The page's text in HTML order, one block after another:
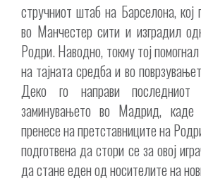
стручниот штаб на Барселона, кој
во Манчестер сити и изградил
Родри. Наводно, токму тој
на тајната средба и во
Деко го направи
заминувањето во Мадрид,
пренесе на претставниците на
подготвена да стори се за овој
да стане еден од носителите на